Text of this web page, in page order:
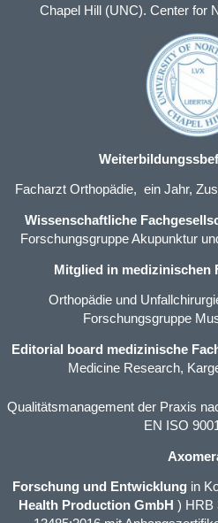
Chapel Hill (UNC). Center for
Facharzt Orthopädie, ein Jahr,
Wissenschaftliche
Forschungsgruppe Akupunktur
Mitglied in medizinischen
Orthopädie und
Forschungsgruppe
Editorial board medizinische
Medicine Research,
Qualitätsmanagement der Praxis
EN ISO
Forschung und Entwicklung in
Health Production GmbH ) HRB